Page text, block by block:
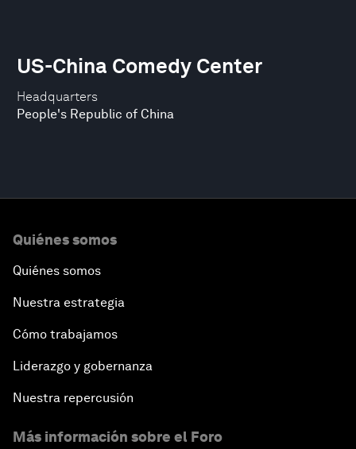
Headquarters
People's Republic of China
US-China Comedy Center
Quiénes somos
Quiénes somos
Nuestra estrategia
Cómo trabajamos
Liderazgo y gobernanza
Nuestra repercusión
Más información sobre el Foro